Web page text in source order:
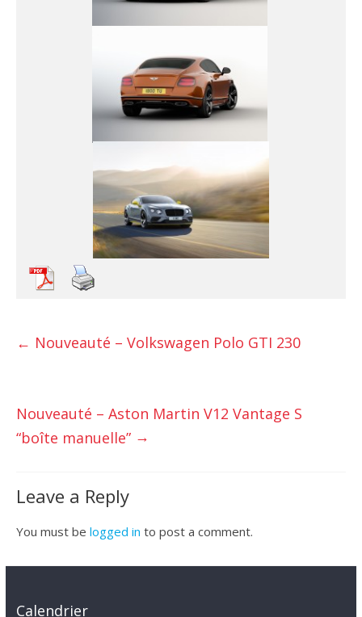
← Nouveauté – Volkswagen Polo GTI 230
Nouveauté – Aston Martin V12 Vantage S
“boîte manuelle” →
Leave a Reply
You must be logged in to post a comment.
Calendrier